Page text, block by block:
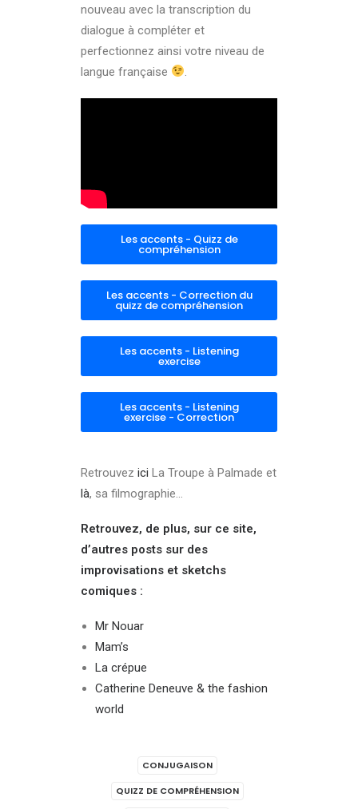
nouveau avec la transcription du
dialogue à compléter et
perfectionnez ainsi votre niveau de
langue française
.
Les accents - Quizz de
compréhension
Les accents - Correction du
quizz de compréhension
Les accents - Listening
exercise
Les accents - Listening
exercise - Correction
Retrouvez ici La Troupe à Palmade et
là, sa filmographie…
Retrouvez, de plus, sur ce site,
d’autres posts sur des
improvisations et sketchs
comiques :
Mr Nouar
Mam’s
La crépue
Catherine Deneuve & the fashion
world
CONJUGAISON
QUIZZ DE COMPRÉHENSION